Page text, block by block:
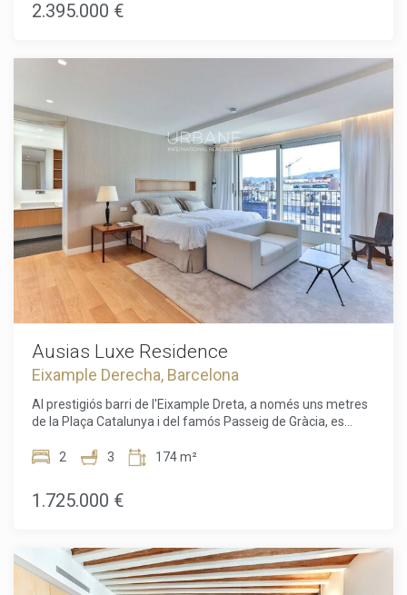
despatx d'arquitectes Daar Architects.L'apartament de 179
poden gaudir de la comoditat d'una ubicació cèntrica amb
serveis de luxe, incloent un xofer, una consergeria
multilingüe disponible les 24 hores, seguretat de màxim
nivell, lloguer de bicicletes i fins i tot un majordom virtual que
respondrà a les seves sol·licituds per missatge de text en
minuts.La propietat disposa d'una varietat d'espais comuns,
des d'un gimnàs de darrera generació i un spa fins a un
restaurant mediterrani a la planta baixa, fomentant un estil
de vida saludable i agradable. L'edifici està equipat amb les
últimes tecnologies per garantir la màxima comoditat,
mantenint una fusió perfecta entre modernitat i
tradició.Aquesta és una oportunitat rara d'invertir en una
propietat realment excepcional al cor de Barcelona, on luxe i
comoditat es troben en un dels barris més prestigiosos de la
ciutat.
2.395.000 €
Ausias Luxe Residence
Eixample Derecha, Barcelona
Al prestigiós barri de l'Eixample Dreta, a només uns metres
de la Plaça Catalunya i del famós Passeig de Gràcia, es
exclusiva d'habitatges d'alt standing situada en un edifici
bellament restaurat, oferint una fusió perfecta entre
l'arquitectura clàssica i uns interiors exquisidament
restaurant mediterrani saludable a la planta baixa. El
projecte té com a objectiu oferir un confort màxim al cor de
2 3 174 m²
1.725.000 €